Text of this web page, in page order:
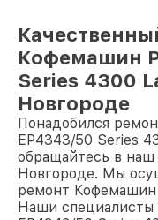
Кофемашин
Series 4300
Новгороде
Понадобился
EP4343/50 Series
обращайтесь в
Новгороде. Мы
ремонт Кофемашин
Наши